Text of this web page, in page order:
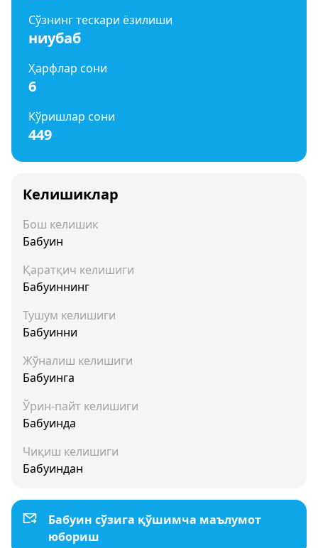
Сўзнинг тескари ёзилиши
ниубаб
Ҳарфлар сони
6
Кўришлар сони
449
Келишиклар
Бош келишик
Бабуин
Қаратқич келишиги
Бабуиннинг
Тушум келишиги
Бабуинни
Жўналиш келишиги
Бабуинга
Ўрин-пайт келишиги
Бабуинда
Чиқиш келишиги
Бабуиндан
Бабуин сўзига қўшимча маълумот
юбориш